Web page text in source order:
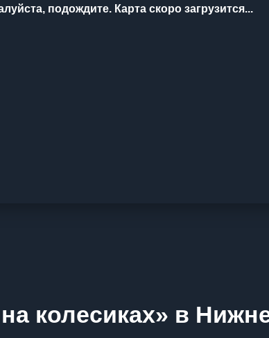
подождите. Карта скоро загрузится...
колесиках» в